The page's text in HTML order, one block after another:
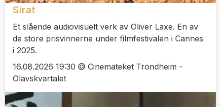
Sirat
Et slående audiovisuelt verk av Oliver Laxe. En av
de store prisvinnerne under filmfestivalen i Cannes
i 2025.
16.08.2026 19:30 @ Cinemateket Trondheim -
Olavskvartalet